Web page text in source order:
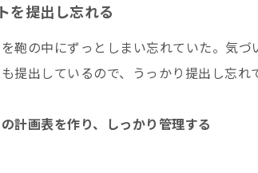
を提出し忘れる
鞄の中にずっとしまい忘れていた。気づ
提出しているので、うっかり提出し忘れ
計画表を作り、しっかり管理する